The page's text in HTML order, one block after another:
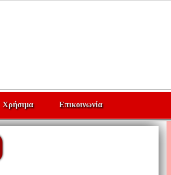
Χρήσιμα Επικοινωνία